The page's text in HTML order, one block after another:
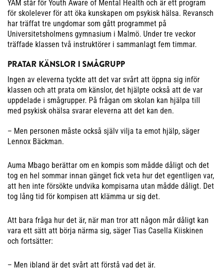
YAM står för Youth Aware of Mental Health och är ett program
för skolelever för att öka kunskapen om psykisk hälsa. Revansch
har träffat tre ungdomar som gått programmet på
Universitetsholmens gymnasium i Malmö. Under tre veckor
träffade klassen två instruktörer i sammanlagt fem timmar.
PRATAR KÄNSLOR I SMÅGRUPP
Ingen av eleverna tyckte att det var svårt att öppna sig inför
klassen och att prata om känslor, det hjälpte också att de var
uppdelade i smågrupper. På frågan om skolan kan hjälpa till
med psykisk ohälsa svarar eleverna att det kan den.
– Men personen måste också själv vilja ta emot hjälp, säger
Lennox Bäckman.
Auma Mbago berättar om en kompis som mådde dåligt och det
tog en hel sommar innan gänget fick veta hur det egentligen var,
att hen inte försökte undvika kompisarna utan mådde dåligt. Det
tog lång tid för kompisen att klämma ur sig det.
Att bara fråga hur det är, när man tror att någon mår dåligt kan
vara ett sätt att börja närma sig, säger Tias Casella Kiiskinen
och fortsätter:
– Men ibland är det svårt att förstå vad det är.